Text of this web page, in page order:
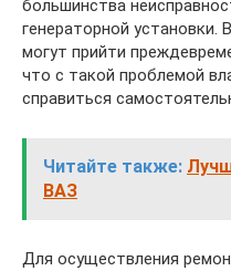
большинства
генераторной установки.
могут прийти
что с такой проблемой
справиться
Читайте также:
ВАЗ
Для осуществления